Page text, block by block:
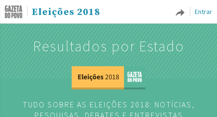
Entrar
Eleições 2018
Resultados por Estado
TUDO SOBRE AS ELEIÇÕES 2018: NOTÍCIAS,
PESQUISAS, DEBATES E ENTREVISTAS